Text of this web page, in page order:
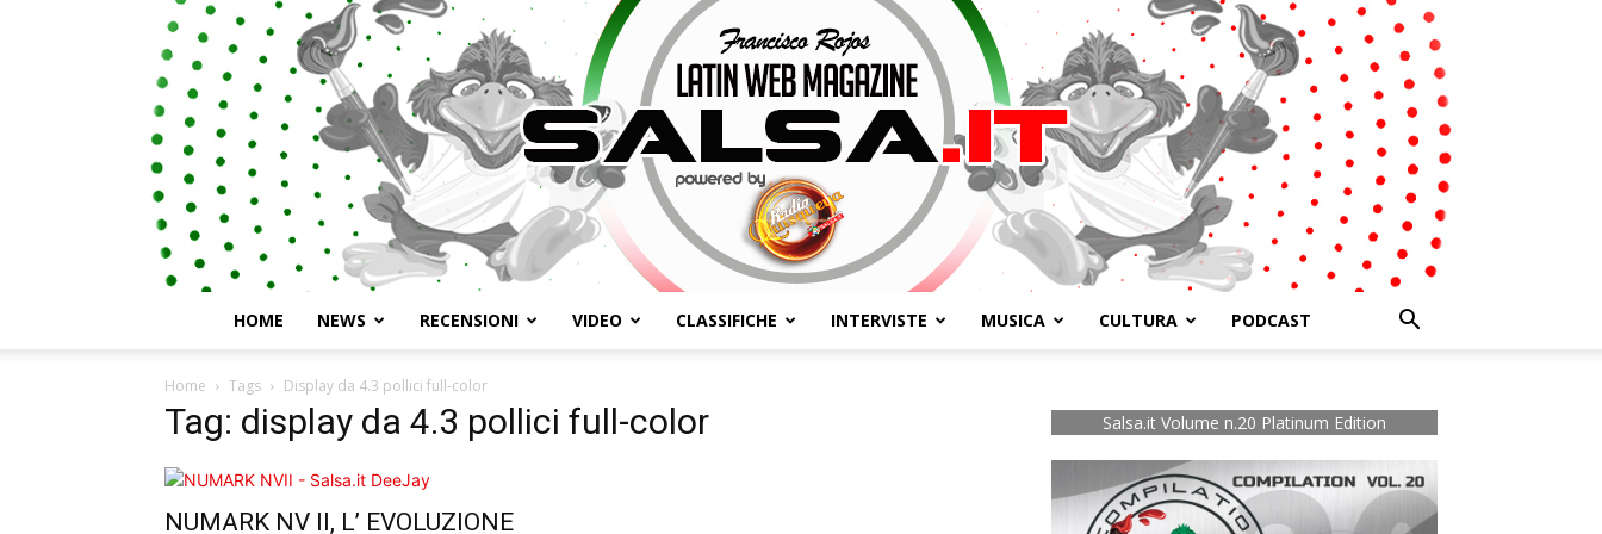
HOME NEWS RECENSIONI VIDEO CLASSIFICHE INTERVISTE MUSICA CULTURA PODCAST
Home Tags Display da 4.3 pollici full-color
Tag: display da 4.3 pollici full-color
NUMARK NV II, L’ EVOLUZIONE
Salsa.it Volume n.20 Platinum Edition